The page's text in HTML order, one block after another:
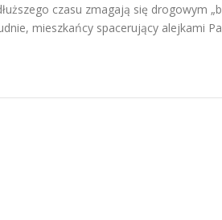
czasu zmagają się drogowym
mieszkańcy spacerujący alejkami